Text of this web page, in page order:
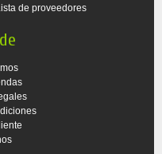
de proveedores